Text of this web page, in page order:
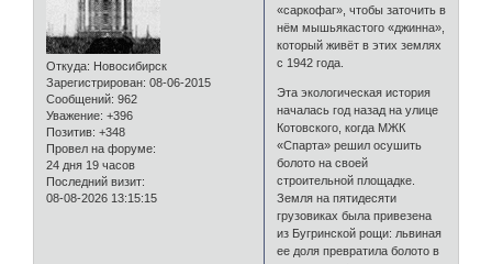
Откуда: Новосибирск
Зарегистрирован: 08-06-2015
Сообщений: 962
Уважение: +396
Позитив: +348
Провел на форуме:
24 дня 19 часов
Последний визит:
08-08-2026 13:15:15
«саркофаг», чтобы заточить в
нём мышьякастого «джинна»,
который живёт в этих землях
с 1942 года.
Эта экологическая история
началась год назад на улице
Котовского, когда МЖК
«Спарта» решил осушить
болото на своей
строительной площадке.
Земля на пятидесяти
грузовиках была привезена
из Бугринской рощи: львиная
ее доля превратила болото в